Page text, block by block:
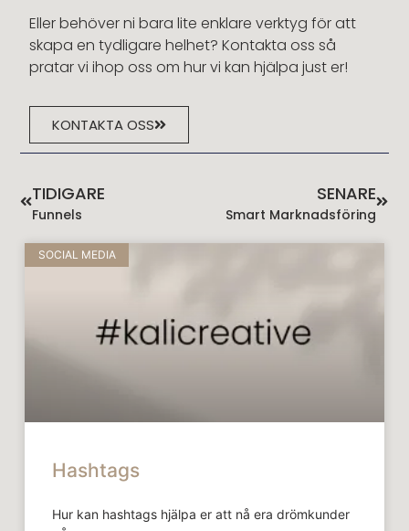
Eller behöver ni bara lite enklare verktyg för att
skapa en tydligare helhet? Kontakta oss så
pratar vi ihop oss om hur vi kan hjälpa just er!
KONTAKTA OSS
TIDIGARE
Funnels
SENARE
Smart Marknadsföring
SOCIAL MEDIA
Hashtags
Hur kan hashtags hjälpa er att nå era drömkunder